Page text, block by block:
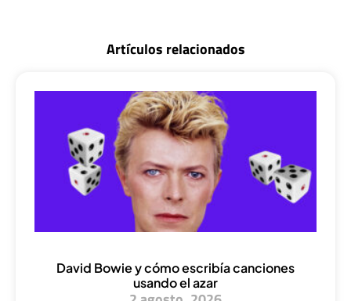
Artículos relacionados
David Bowie y cómo escribía canciones
usando el azar